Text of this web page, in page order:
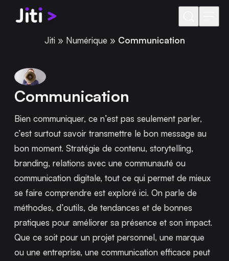
Aller au contenu
Jiti» Numérique» Communication
Communication
Bien communiquer, ce n’est pas seulement parler,
c’est surtout savoir transmettre le bon message au
bon moment. Stratégie de contenu, storytelling,
branding, relations avec une communauté ou
communication digitale, tout ce qui permet de mieux
se faire comprendre est exploré ici. On parle de
méthodes, d’outils, de tendances et de bonnes
pratiques pour améliorer sa présence et son impact.
Que ce soit pour un projet personnel, une marque
ou une entreprise, une communication efficace peut